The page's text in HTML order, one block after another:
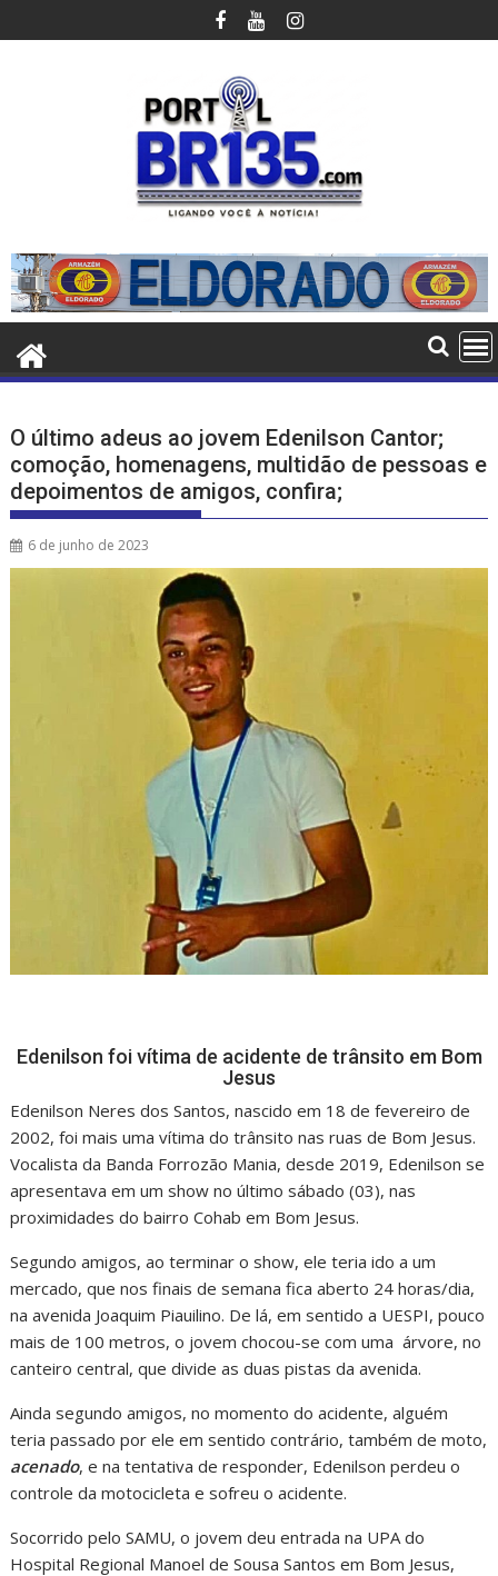
para
O último adeus ao jovem Edenilson Cantor;
comoção, homenagens, multidão de pessoas e
depoimentos de amigos, confira;
6 de junho de 2023
Edenilson foi vítima de acidente de trânsito em Bom
Jesus
Edenilson Neres dos Santos, nascido em 18 de fevereiro de
2002, foi mais uma vítima do trânsito nas ruas de Bom Jesus.
Vocalista da Banda Forrozão Mania, desde 2019, Edenilson se
apresentava em um show no último sábado (03), nas
proximidades do bairro Cohab em Bom Jesus.
Segundo amigos, ao terminar o show, ele teria ido a um
mercado, que nos finais de semana fica aberto 24 horas/dia,
na avenida Joaquim Piauilino. De lá, em sentido a UESPI, pouco
mais de 100 metros, o jovem chocou-se com uma árvore, no
canteiro central, que divide as duas pistas da avenida.
Ainda segundo amigos, no momento do acidente, alguém
teria passado por ele em sentido contrário, também de moto,
acenado, e na tentativa de responder, Edenilson perdeu o
controle da motocicleta e sofreu o acidente.
Socorrido pelo SAMU, o jovem deu entrada na UPA do
Hospital Regional Manoel de Sousa Santos em Bom Jesus,